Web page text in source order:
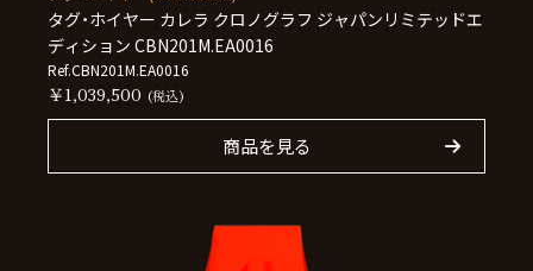
タグ・ホイヤー カレラ クロノグラフ ジャパンリミテッドエ
ディション CBN201M.EA0016
Ref.CBN201M.EA0016
￥1,039,500 (税込)
商品を見る